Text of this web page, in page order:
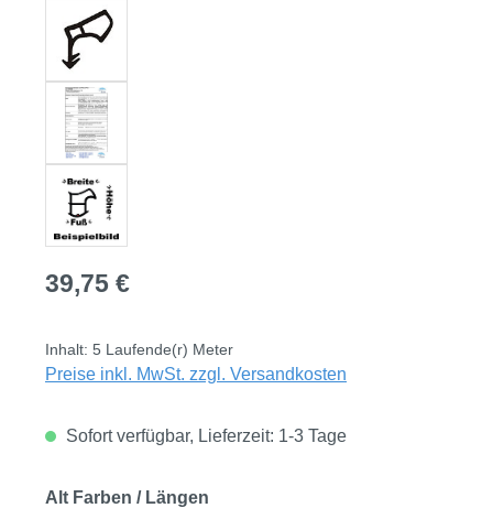
Regulärer Preis:
39,75 €
Inhalt: 5 Laufende(r) Meter
Preise inkl. MwSt. zzgl. Versandkosten
Sofort verfügbar, Lieferzeit: 1-3 Tage
Alt Farben / Längen